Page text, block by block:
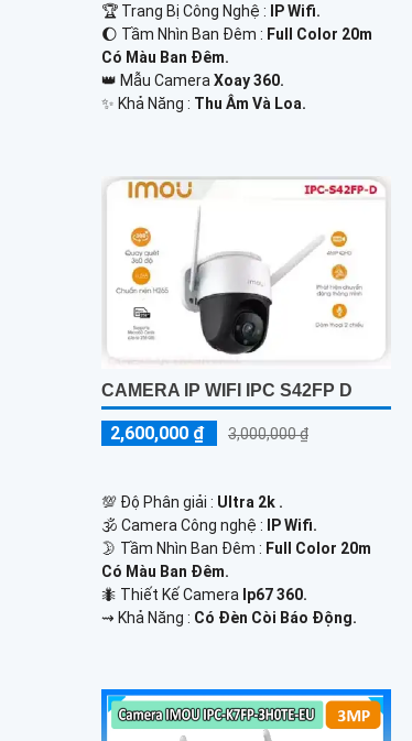
🏆 Trang Bị Công Nghệ :
IP Wifi.
🌔 Tầm Nhìn Ban Đêm : Full Color 20m
Có Màu Ban Đêm.
👑 Mẫu Camera Xoay 360.
️✨ Khả Năng : Thu Âm Và Loa.
CAMERA IP WIFI IPC S42FP D
2,600,000 ₫ 3,000,000 ₫
💯 Độ Phân giải : Ultra 2k .
🕉️ Camera Công nghệ :
IP Wifi.
🌛 Tầm Nhìn Ban Đêm : Full Color 20m
Có Màu Ban Đêm.
🐜 Thiết Kế Camera Ip67 360.
️⇝ Khả Năng : Có Đèn Còi Báo Động.